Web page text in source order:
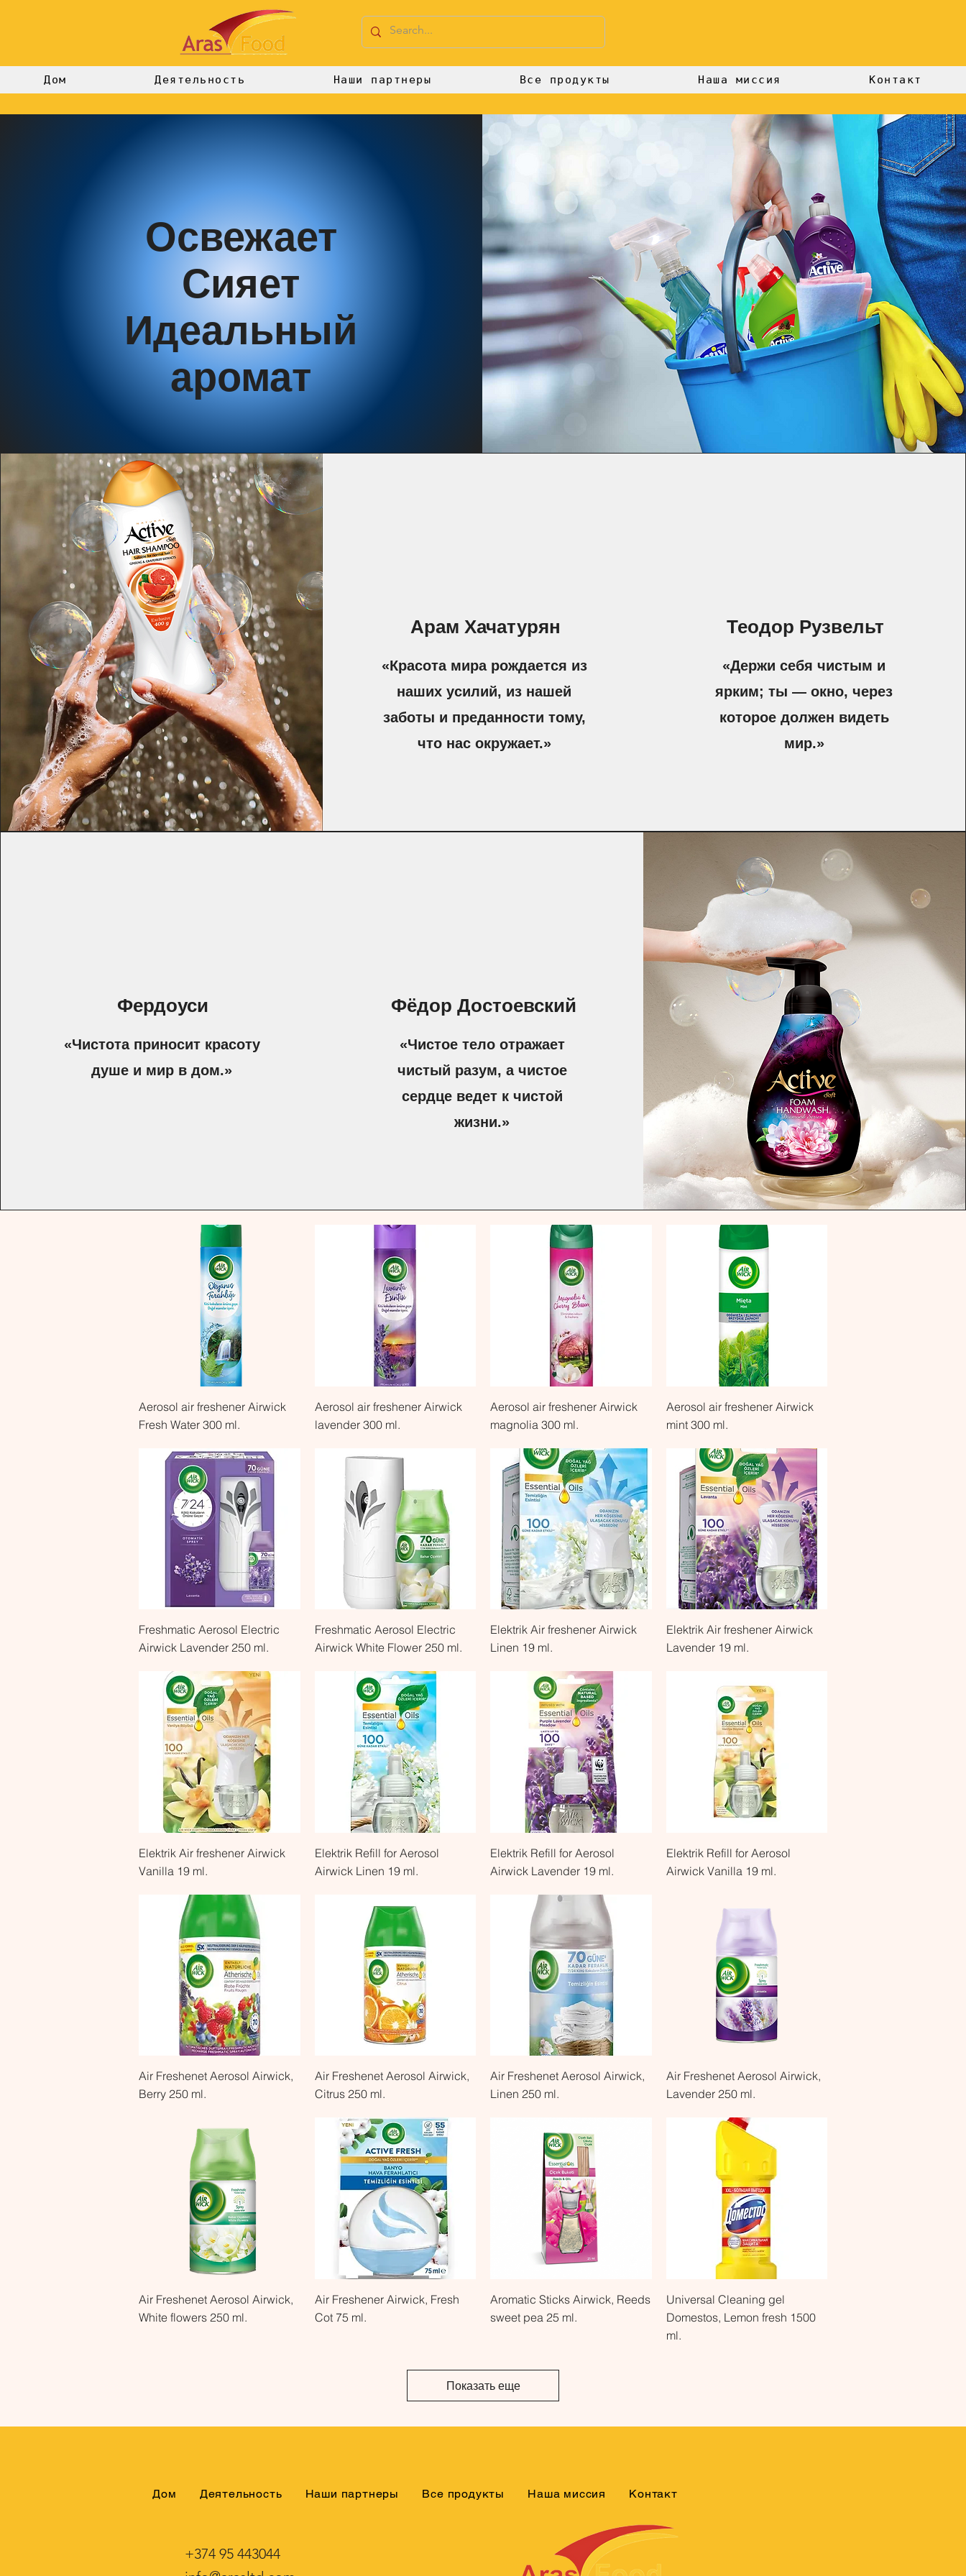
Дом Деятельность Наши партнеры Все продукты Наша миссия Контакт
Освежает
Сияет
Идеальный
аромат
Арам Хачатурян
«Красота мира рождается из
наших усилий, из нашей
заботы и преданности тому,
что нас окружает.»
Теодор Рузвельт
«Держи себя чистым и
ярким; ты — окно, через
которое должен видеть
мир.»
Фердоуси
«Чистота приносит красоту
душе и мир в дом.»
Фёдор Достоевский
«Чистое тело отражает
чистый разум, а чистое
сердце ведет к чистой
жизни.»
Быстрый просмотр
Aerosol air freshener Airwick
Fresh Water 300 ml.
Быстрый просмотр
Aerosol air freshener Airwick
lavender 300 ml.
Быстрый просмотр
Aerosol air freshener Airwick
magnolia 300 ml.
Быстрый просмотр
Aerosol air freshener Airwick
mint 300 ml.
Быстрый просмотр
Freshmatic Aerosol Electric
Airwick Lavender 250 ml.
Быстрый просмотр
Freshmatic Aerosol Electric
Airwick White Flower 250 ml.
Быстрый просмотр
Elektrik Air freshener Airwick
Linen 19 ml.
Быстрый просмотр
Elektrik Air freshener Airwick
Lavender 19 ml.
Быстрый просмотр
Elektrik Air freshener Airwick
Vanilla 19 ml.
Быстрый просмотр
Elektrik Refill for Aerosol
Airwick Linen 19 ml.
Быстрый просмотр
Elektrik Refill for Aerosol
Airwick Lavender 19 ml.
Быстрый просмотр
Elektrik Refill for Aerosol
Airwick Vanilla 19 ml.
Быстрый просмотр
Air Freshenet Aerosol Airwick,
Berry 250 ml.
Быстрый просмотр
Air Freshenet Aerosol Airwick,
Citrus 250 ml.
Быстрый просмотр
Air Freshenet Aerosol Airwick,
Linen 250 ml.
Быстрый просмотр
Air Freshenet Aerosol Airwick,
Lavender 250 ml.
Быстрый просмотр
Air Freshenet Aerosol Airwick,
White flowers 250 ml.
Быстрый просмотр
Air Freshener Airwick, Fresh
Cot 75 ml.
Быстрый просмотр
Aromatic Sticks Airwick, Reeds
sweet pea 25 ml.
Быстрый просмотр
Universal Cleaning gel
Domestos, Lemon fresh 1500
ml.
Показать еще
Дом Деятельность Наши партнеры Все продукты Наша миссия Контакт
+374 95 443044